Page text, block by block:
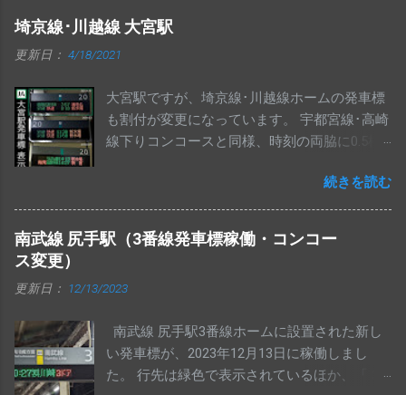
埼京線･川越線 大宮駅
更新日： 4/18/2021
大宮駅ですが、埼京線･川越線ホームの発車標
も割付が変更になっています。 宇都宮線･高崎
線下りコンコースと同様、時刻の両脇に0.5桁
す。 始発表示は、路線名と交互に設定されて
います。 せっかくなので、過去の表示もまと
めてみました。
続きを読む
南武線 尻手駅（3番線発車標稼働・コンコー
ス変更）
更新日： 12/13/2023
南武線 尻手駅3番線ホームに設置された新し
い発車標が、2023年12月13日に稼働しまし
た。 行先は緑色で表示されているほか、「 3